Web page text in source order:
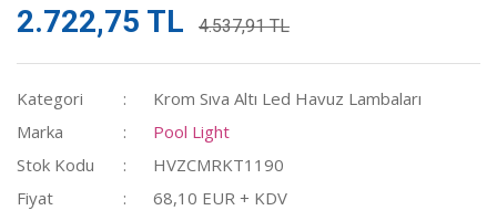
2.722,75 TL 4.537,91 TL
Kategori
Krom Sıva Altı Led Havuz Lambaları
Marka
Pool Light
Stok Kodu
HVZCMRKT1190
Fiyat
68,10 EUR + KDV